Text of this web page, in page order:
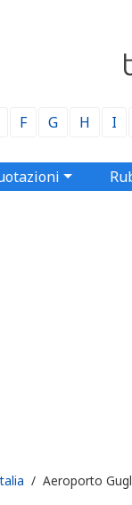
F G H I
/ Aeroporto